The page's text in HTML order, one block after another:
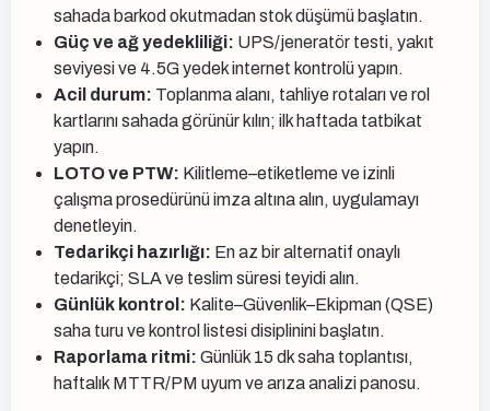
sahada barkod okutmadan stok düşümü başlatın.
Güç ve ağ yedekliliği: UPS/jeneratör testi, yakıt
seviyesi ve 4.5G yedek internet kontrolü yapın.
Acil durum: Toplanma alanı, tahliye rotaları ve rol
kartlarını sahada görünür kılın; ilk haftada tatbikat
yapın.
LOTO ve PTW: Kilitleme–etiketleme ve izinli
çalışma prosedürünü imza altına alın, uygulamayı
denetleyin.
Tedarikçi hazırlığı: En az bir alternatif onaylı
tedarikçi; SLA ve teslim süresi teyidi alın.
Günlük kontrol: Kalite–Güvenlik–Ekipman (QSE)
saha turu ve kontrol listesi disiplinini başlatın.
Raporlama ritmi: Günlük 15 dk saha toplantısı,
haftalık MTTR/PM uyum ve arıza analizi panosu.